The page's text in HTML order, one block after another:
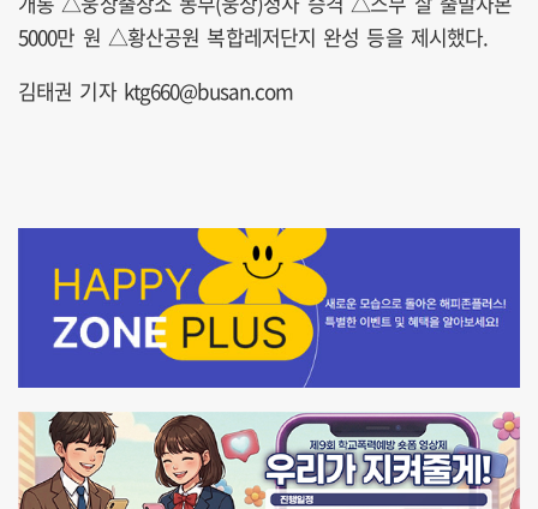
5000만 원 △황산공원 복합레저단지 완성 등을 제시했다.
김태권 기자 ktg660@busan.com